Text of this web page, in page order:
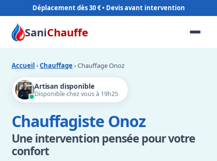
Déplacement dès 30 €
SaniChauffe
Accueil ›Chauffage › Chauffage Onoz
Artisan disponible
Disponible chez vous à 19h25
Chauffagiste Onoz
Une intervention pensée pour votre
confort